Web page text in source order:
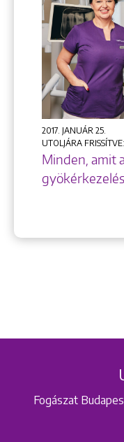
2017. JANUÁR 25.
UTOLJÁRA
Minden, amit
Fogászat